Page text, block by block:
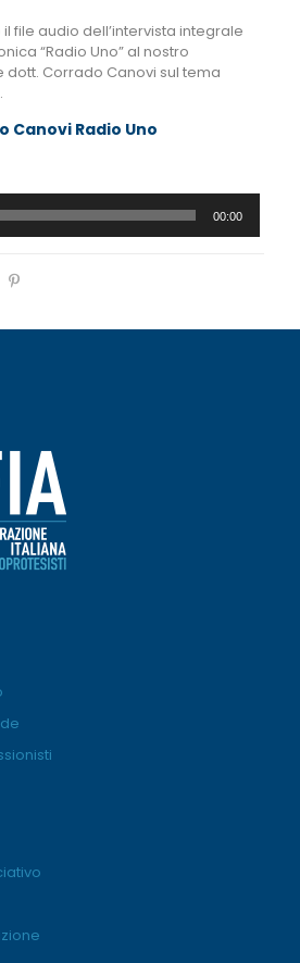
file audio dell’intervista integrale
“Radio Uno” al nostro
dott. Corrado Canovi sul tema
Radio Uno
00:00